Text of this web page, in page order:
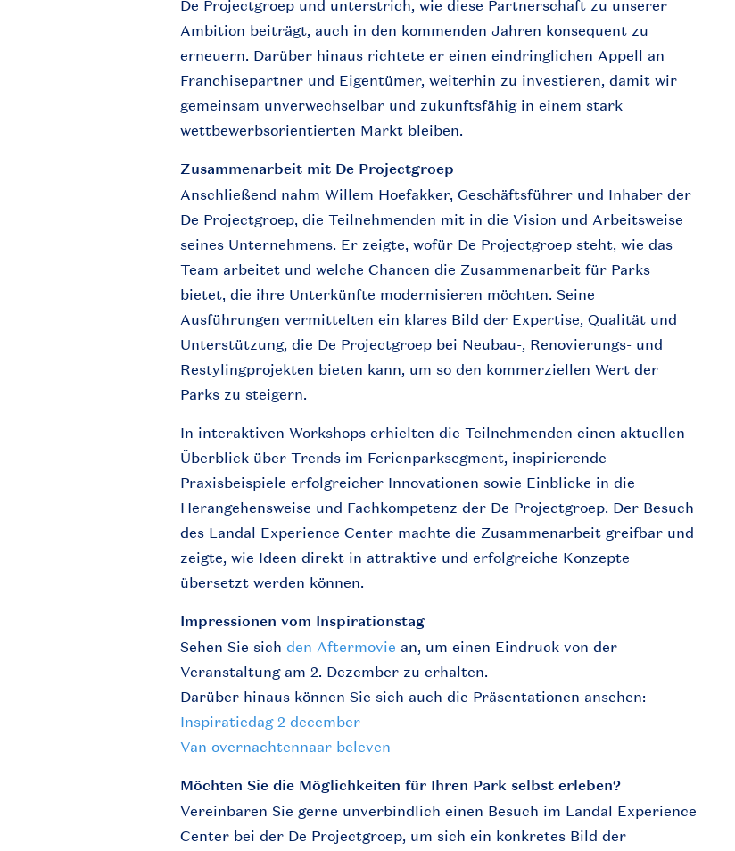
De Projectgroep und unterstrich, wie diese Partnerschaft zu unserer
Ambition beiträgt, auch in den kommenden Jahren konsequent zu
erneuern. Darüber hinaus richtete er einen eindringlichen Appell an
Franchisepartner und Eigentümer, weiterhin zu investieren, damit wir
gemeinsam unverwechselbar und zukunftsfähigin einem stark
wettbewerbsorientierten Markt bleiben.
Zusammenarbeit mit De Projectgroep
Anschließend nahm Willem Hoefakker, Geschäftsführer und Inhaber der
De Projectgroep, die Teilnehmenden mit in die Vision und Arbeitsweise
seines Unternehmens. Er zeigte, wofür De Projectgroep steht, wie das
Team arbeitet und welche Chancen die Zusammenarbeit für Parks
bietet, die ihre Unterkünfte modernisieren möchten. Seine
Ausführungen vermittelten ein klares Bild der Expertise, Qualität und
Unterstützung, die De Projectgroep bei Neubau-, Renovierungs- und
Restylingprojekten bieten kann, um so den kommerziellen Wert der
Parks zu steigern.
In interaktiven Workshops erhielten die Teilnehmenden einen aktuellen
Überblick über Trends im Ferienparksegment, inspirierende
Praxisbeispiele erfolgreicher Innovationen sowie Einblicke in die
Herangehensweise und Fachkompetenz der De Projectgroep. Der Besuch
des Landal Experience Center machte die Zusammenarbeit greifbar und
zeigte, wie Ideen direkt in attraktive und erfolgreiche Konzepte
übersetzt werden können.
Impressionen vom Inspirationstag
Sehen Sie sich den Aftermovie an, um einen Eindruck von der
Veranstaltungam 2. Dezember zu erhalten.
Darüber hinaus können Sie sich auch die Präsentationen ansehen:
Inspiratiedag2 december
Van overnachtennaar beleven
Möchten Sie die Möglichkeiten für Ihren Park selbst erleben?
Vereinbaren Sie gerne unverbindlich einen Besuch im Landal Experience
Center bei der De Projectgroep, um sich ein konkretes Bild der